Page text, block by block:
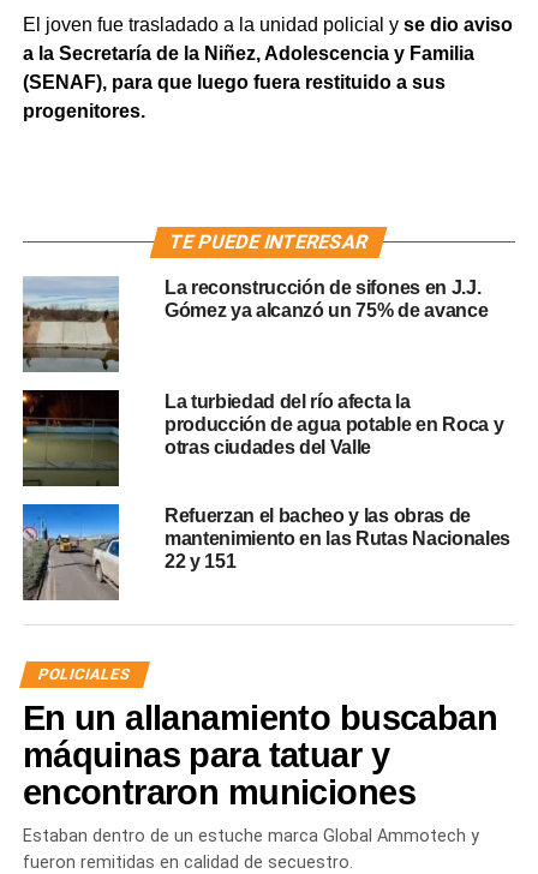
El joven fue trasladado a la unidad policial y se dio aviso
a la Secretaría de la Niñez, Adolescencia y Familia
(SENAF), para que luego fuera restituido a sus
progenitores.
TE PUEDE INTERESAR
La reconstrucción de sifones en J.J.
Gómez ya alcanzó un 75% de avance
La turbiedad del río afecta la
producción de agua potable en Roca y
otras ciudades del Valle
Refuerzan el bacheo y las obras de
mantenimiento en las Rutas Nacionales
22 y 151
POLICIALES
En un allanamiento buscaban
máquinas para tatuar y
encontraron municiones
Estaban dentro de un estuche marca Global Ammotech y
fueron remitidas en calidad de secuestro.